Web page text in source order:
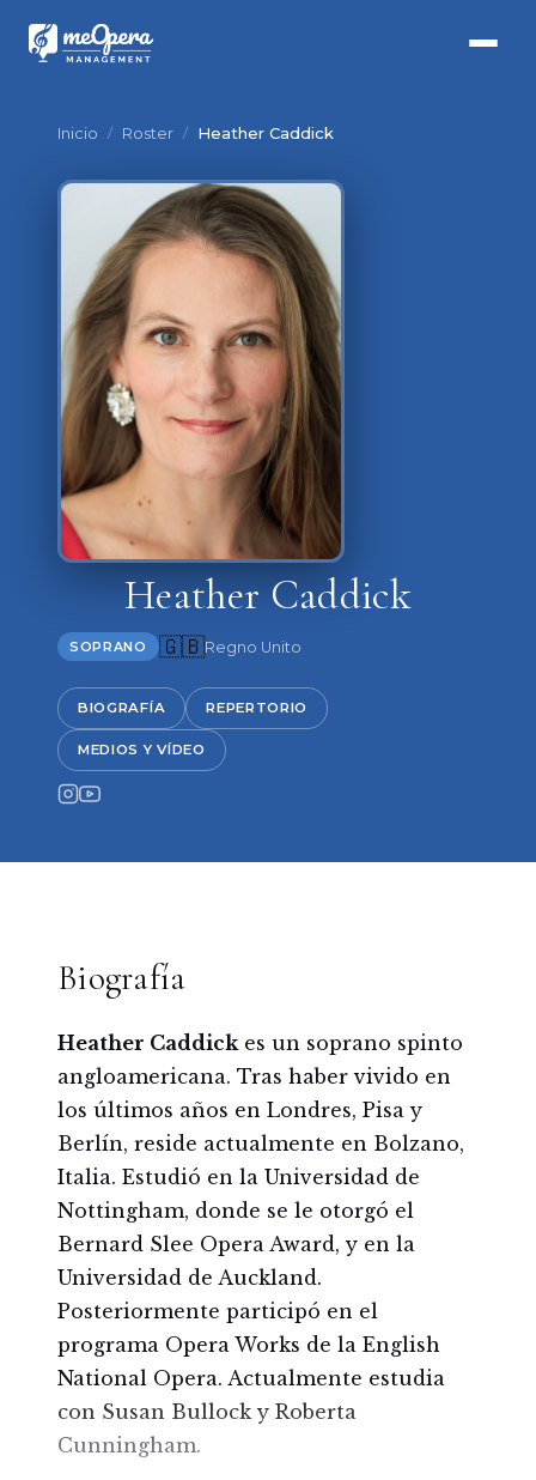
Inicio / Roster / Heather Caddick
Heather Caddick
SOPRANO 🇬🇧Regno Unito
BIOGRAFÍA REPERTORIO
MEDIOS Y VÍDEO
Biografía
Heather Caddickes un soprano spinto
angloamericana. Tras haber vivido en
los últimos años en Londres, Pisa y
Berlín, reside actualmente en Bolzano,
Italia. Estudió en la Universidad de
Nottingham, donde se le otorgó el
Bernard Slee Opera Award, y en la
Universidad de Auckland.
Posteriormente participó en el
programa Opera Works de la English
National Opera. Actualmente estudia
con Susan Bullock y Roberta
Cunningham.